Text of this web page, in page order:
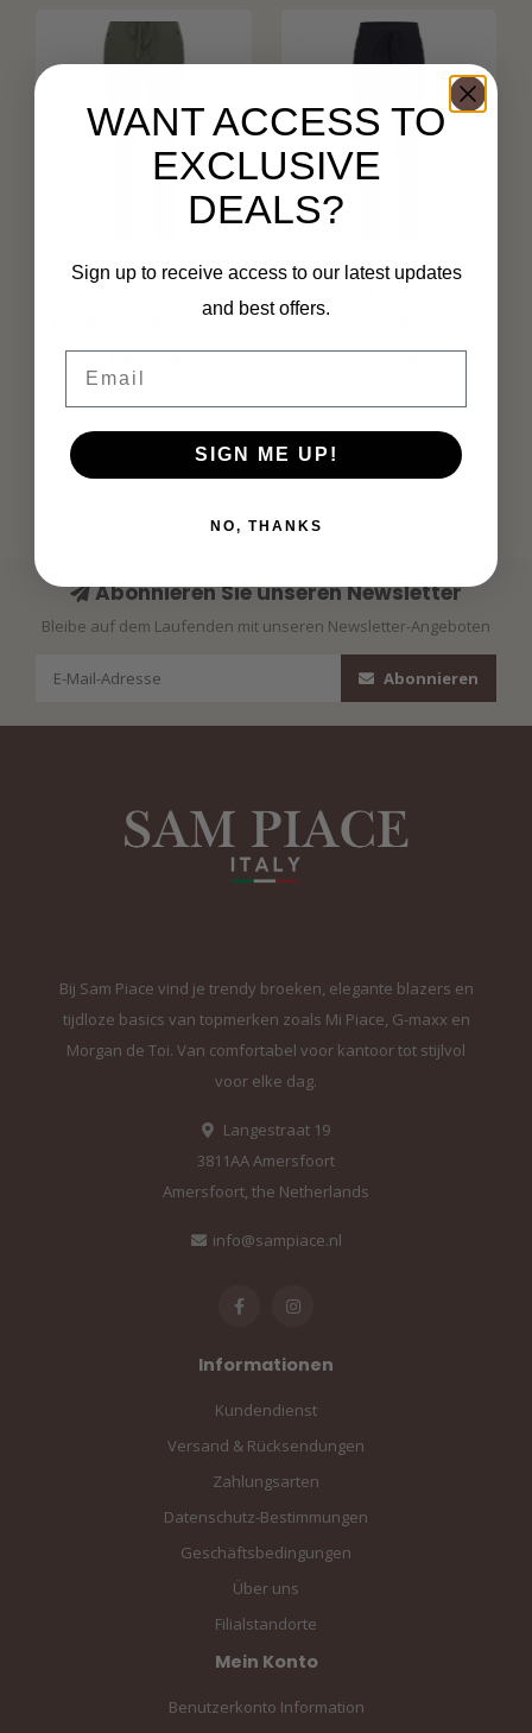
MI PIACE
Broek Mi Piace 2060
€69,99
MI PIACE
Dark Blue 2060
€74,99
Abonnieren Sie unseren Newsletter
Bleibe auf dem Laufenden mit unseren Newsletter-Angeboten
Abonnieren
Bij Sam Piace vind je trendy broeken, elegante blazers en
tijdloze basics van topmerken zoals Mi Piace, G-maxx en
Morgan de Toi. Van comfortabel voor kantoor tot stijlvol
voor elke dag.
Langestraat 19
3811AA Amersfoort
Amersfoort, the Netherlands
info@sampiace.nl
Informationen
Kundendienst
Versand & Rücksendungen
Zahlungsarten
Datenschutz-Bestimmungen
Geschäftsbedingungen
Über uns
Filialstandorte
Mein Konto
Benutzerkonto Information
WANT ACCESS TO
EXCLUSIVE
DEALS?
Sign up to receive access to our latest updates
and best offers.
SIGN ME UP!
NO, THANKS